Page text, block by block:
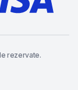
rezervate.